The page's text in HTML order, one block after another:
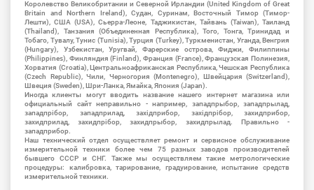
Королевство Великобритании и Северной Ирландии (United Kingdom of Great
Britain and Northern Ireland), Судан, Суринам, Восточный Тимор (Тимор-
Лешти), США (USA), Сьерра-Леоне, Таджикистан, Тайвань (Taiwan), Таиланд
(Thailand), Танзания (Объединенная Республика), Того, Тонга, Тринидад и
Тобаго, Тувалу, Тунис (Tunisia), Турция (Turkey), Туркменистан, Уганда, Венгрия
(Hungary), Узбекистан, Уругвай, Фарерские острова, Фиджи, Филиппины
(Philippines), Финляндия (Finland), Франция (France), Французская Полинезия,
Хорватия (Croatia), Центральноафриканская Республика, Чешская Республика
(Czech Republic), Чили, Черногория (Montenegro), Швейцария (Switzerland),
Швеция (Sweden), Шри-Ланка, Ямайка, Япония (Japan).
Иногда клиенты могут вводить название нашего интернет магазина или
официальный сайт неправильно - например, западпрыбор, западпрылад,
западпрібор, западприлад, західприбор, західпрібор, захидприбор,
захидприлад, захидпрібор, захидпрыбор, захидпрылад. Правильно -
западприбор.
Наш технический отдел осуществляет ремонт и сервисное обслуживание
измерительной техники более чем 75 разных заводов производителей
бывшего СССР и СНГ. Также мы осуществляем такие метрологические
процедуры: калибровка, тарирование, градуирование, испытание средств
измерительной техники.